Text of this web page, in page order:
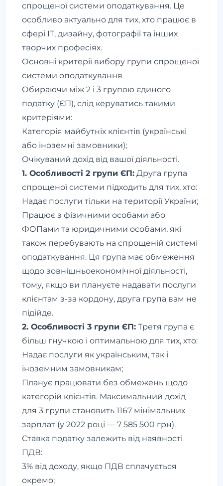
спрощеної системи оподаткування. Це
особливо актуально для тих, хто працює в
сфері IT, дизайну, фотографії та інших
творчих професіях.
Основні критерії вибору групи спрощеної
системи оподаткування
Обираючи між 2 і 3 групою єдиного
податку (ЄП), слід керуватись такими
критеріями:
Категорія майбутніх клієнтів (українські
або іноземні замовники);
Очікуваний дохід від вашої діяльності.
1. Особливості 2 групи ЄП: Друга група
спрощеної системи підходить для тих, хто:
Надає послуги тільки на території України;
Працює з фізичними особами або
ФОПами та юридичними особами, які
також перебувають на спрощеній системі
оподаткування. Ця група має обмеження
щодо зовнішньоекономічної діяльності,
тому, якщо ви плануєте надавати послуги
клієнтам з-за кордону, друга група вам не
підійде.
2. Особливості 3 групи ЄП: Третя група є
більш гнучкою і оптимальною для тих, хто:
Надає послуги як українським, так і
іноземним замовникам;
Планує працювати без обмежень щодо
категорій клієнтів. Максимальний дохід
для 3 групи становить 1167 мінімальних
зарплат (у 2022 році — 7 585 500 грн).
Ставка податку залежить від наявності
ПДВ:
3% від доходу, якщо ПДВ сплачується
окремо;